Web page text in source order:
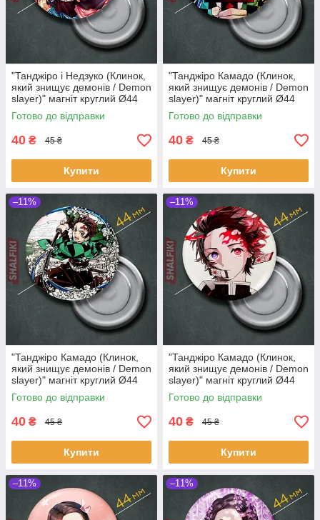
"Танджіро і Недзуко (Клинок,
який знищує демонів / Demon
slayer)" магніт круглий Ø44
мм
Готово до відправки
40 ₴ 45 ₴
Купити
"Танджіро Камадо (Клинок,
який знищує демонів / Demon
slayer)" магніт круглий Ø44
мм
Готово до відправки
40 ₴ 45 ₴
Купити
–11%
"Танджіро Камадо (Клинок,
який знищує демонів / Demon
slayer)" магніт круглий Ø44
мм
Готово до відправки
40 ₴ 45 ₴
Купити
–11%
"Танджіро Камадо (Клинок,
який знищує демонів / Demon
slayer)" магніт круглий Ø44
мм
Готово до відправки
40 ₴ 45 ₴
Купити
–11% –11%